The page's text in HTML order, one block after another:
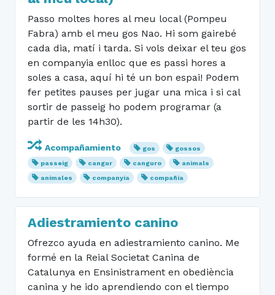
Passo moltes hores al meu local (Pompeu
Fabra) amb el meu gos Nao. Hi som gairebé
cada dia, matí i tarda. Si vols deixar el teu gos
en companyia enlloc que es passi hores a
soles a casa, aquí hi té un bon espai! Podem
fer petites pauses per jugar una mica i si cal
sortir de passeig ho podem programar (a
partir de les 14h30).
Acompañamiento gos
gossos
passeig
cangur canguro
animals
animales
companyia compañía
Adiestramiento canino
Ofrezco ayuda en adiestramiento canino. Me
formé en la Reial Societat Canina de
Catalunya en Ensinistrament en obediència
canina y he ido aprendiendo con el tiempo